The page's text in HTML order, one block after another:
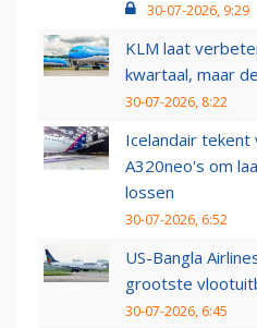
30-07-2026, 9:29
KLM laat
kwartaal, maar
30-07-2026, 8:22
Icelandair
A320neo's om
lossen
30-07-2026, 6:52
US-Bangla
grootste
30-07-2026, 6:45